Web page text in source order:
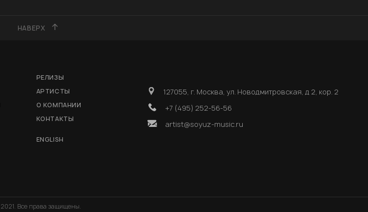
НАВЕРХ
РЕЛИЗЫ
АРТИСТЫ
О КОМПАНИИ
КОНТАКТЫ
ENGLISH
127055, г. Москва, ул. Новодмитровская, д 2, кор. 2
+7 (495) 252-56-56
artist@soyuz-music.ru
Все права защищены.